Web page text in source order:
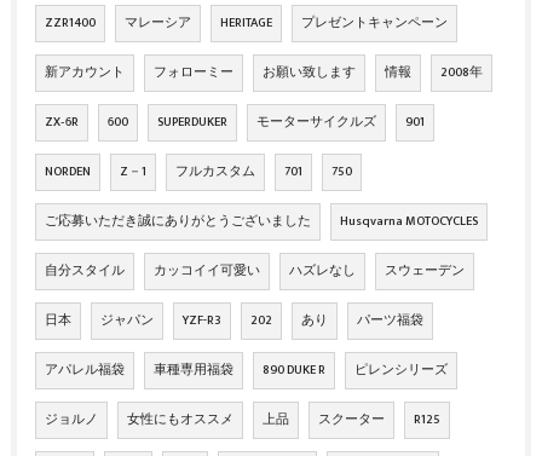
ZZR1400 マレーシア HERITAGE プレゼントキャンペーン
新アカウント フォローミー お願い致します 情報 2008年
ZX‐6R 600 SUPERDUKER モーターサイクルズ 901
NORDEN Z－1 フルカスタム 701 750
ご応募いただき誠にありがとうございました Husqvarna MOTOCYCLES
自分スタイル カッコイイ可愛い ハズレなし スウェーデン
日本 ジャパン YZF-R3 202 あり パーツ福袋
アパレル福袋 車種専用福袋 890 DUKE R ピレンシリーズ
ジョルノ 女性にもオススメ 上品 スクーター R125